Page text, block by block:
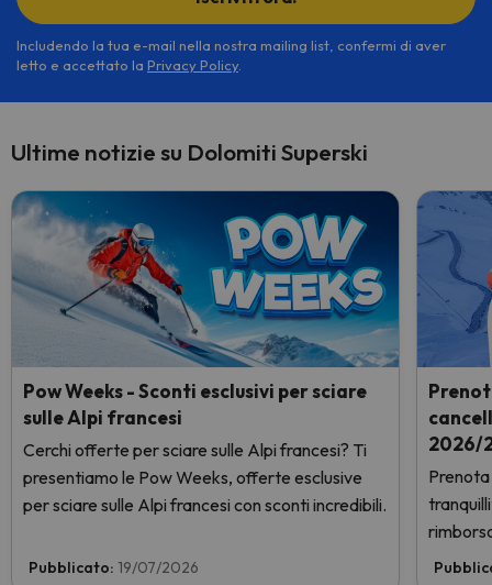
Includendo la tua e-mail nella nostra mailing list, confermi di aver
letto e accettato la Privacy Policy.
Ultime notizie su Dolomiti Superski
Pow Weeks - Sconti esclusivi per sciare
sulle Alpi francesi
Cerchi offerte per sciare sulle Alpi francesi? Ti
presentiamo le Pow Weeks, offerte esclusive
per sciare sulle Alpi francesi con sconti incredibili.
Pubblicato: 19/07/2026
2026/